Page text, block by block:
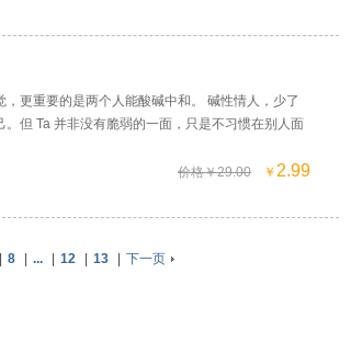
更重要的是两个人能酸碱中和。 碱性情人，少了
但 Ta 并非没有脆弱的一面，只是不习惯在别人面
价格￥29.00 ￥ 2.99
8 ... 12 13 下一页